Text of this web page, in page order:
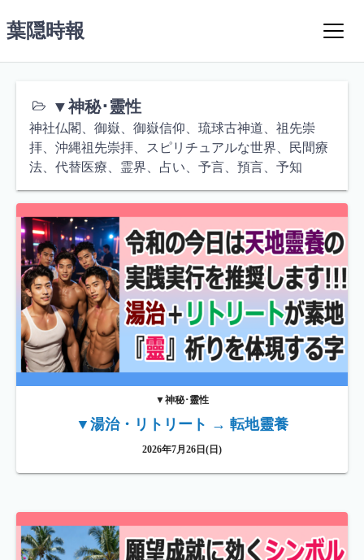
ン
ン
葉隠時報
▼神秘･靈性
神社仏閣、御嶽、御嶽信仰、琉球古神道、祖先崇
拝、沖縄祖先崇拝、スピリチュアルな世界、民間療
法、代替医療、霊界、占い、予言、預言、予知
▼神秘･靈性
▼湯治・リトリート → 転地靈養
2026年7月26日(日)